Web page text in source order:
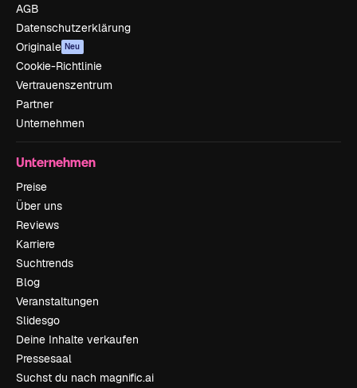
AGB
Datenschutzerklärung
Originale Neu
Cookie-Richtlinie
Vertrauenszentrum
Partner
Unternehmen
Unternehmen
Preise
Über uns
Reviews
Karriere
Suchtrends
Blog
Veranstaltungen
Slidesgo
Deine Inhalte verkaufen
Pressesaal
Suchst du nach magnific.ai